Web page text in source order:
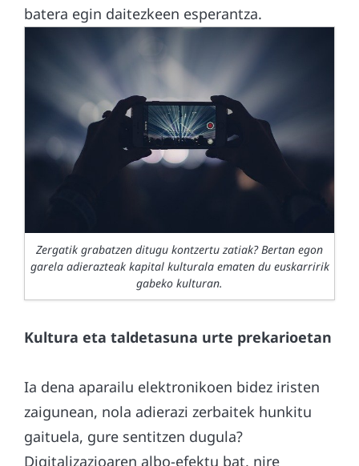
batera egin daitezkeen esperantza.
Zergatik grabatzen ditugu kontzertu zatiak? Bertan egon
garela adierazteak kapital kulturala ematen du euskarririk
gabeko kulturan.
Kultura eta taldetasuna urte prekarioetan
Ia dena aparailu elektronikoen bidez iristen
zaigunean, nola adierazi zerbaitek hunkitu
gaituela, gure sentitzen dugula?
Digitalizazioaren albo-efektu bat, nire